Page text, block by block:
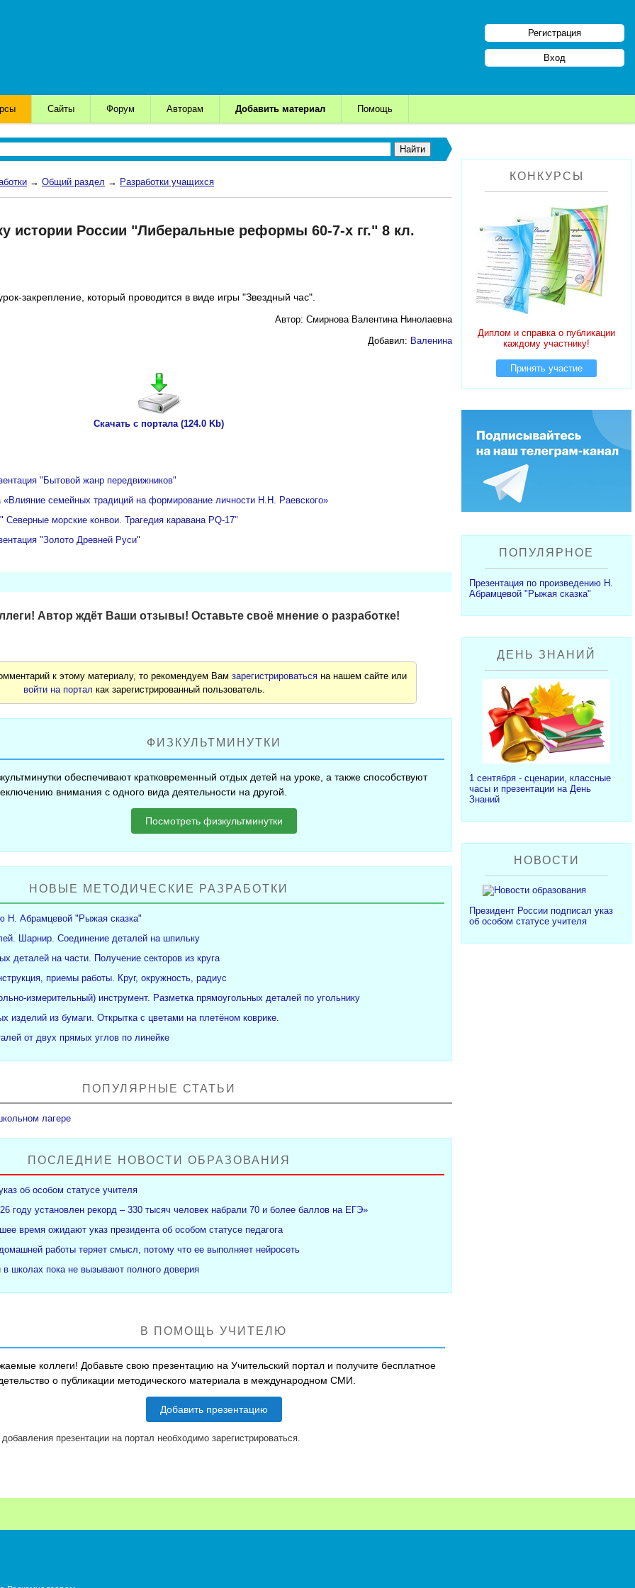
Регистрация
Вход
Сайты Форум Авторам Добавить материал Помощь
→ Общий раздел → Разработки учащихся
истории России "Либеральные реформы 60-7-х гг." 8 кл.
закрепление, который проводится в виде игры "Звездный час".
Автор: Смирнова Валентина Нинолаевна
Добавил: Валенина
Скачать с портала (124.0 Kb)
"Бытовой жанр передвижников"
«Влияние семейных традиций на формирование личности Н.Н. Раевского»
Северные морские конвои. Трагедия каравана PQ-17"
"Золото Древней Руси"
Автор ждёт Ваши отзывы! Оставьте своё мнение о разработке!
к этому материалу, то рекомендуем Вамзарегистрироваться на нашем сайте или
войти на портал как зарегистрированный пользователь.
ФИЗКУЛЬТМИНУТКИ
обеспечивают кратковременный отдых детей на уроке, а также способствуют
внимания с одного вида деятельности на другой.
Посмотреть физкультминутки
НОВЫЕ МЕТОДИЧЕСКИЕ РАЗРАБОТКИ
Н. Абрамцевой "Рыжая сказка"
Шарнир. Соединение деталей на шпильку
деталей на части. Получение секторов из круга
приемы работы. Круг, окружность, радиус
измерительный) инструмент. Разметка прямоугольных деталей по угольнику
изделий из бумаги. Открытка с цветами на плетёном коврике.
от двух прямых углов по линейке
ПОПУЛЯРНЫЕ СТАТЬИ
лагере
ПОСЛЕДНИЕ НОВОСТИ ОБРАЗОВАНИЯ
об особом статусе учителя
году установлен рекорд – 330 тысяч человек набрали 70 и более баллов на ЕГЭ»
время ожидают указ президента об особом статусе педагога
работы теряет смысл, потому что ее выполняет нейросеть
в школах пока не вызывают полного доверия
В ПОМОЩЬ УЧИТЕЛЮ
коллеги! Добавьте свою презентацию на Учительский портал и получите бесплатное
о публикации методического материала в международном СМИ.
Добавить презентацию
презентации на портал необходимо зарегистрироваться.
КОНКУРСЫ
Диплом и справка о публикации
каждому участнику!
Принять участие
ПОПУЛЯРНОЕ
Презентация по произведению Н.
Абрамцевой "Рыжая сказка"
ДЕНЬ ЗНАНИЙ
1 сентября - сценарии, классные
часы и презентации на День
Знаний
НОВОСТИ
Президент России подписал указ
об особом статусе учителя